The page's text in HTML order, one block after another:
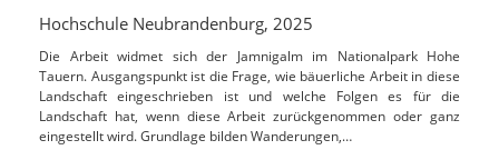
Hochschule Neubrandenburg, 2025
Die Arbeit widmet sich der Jamnigalm im Nationalpark Hohe
Tauern. Ausgangspunkt ist die Frage, wie bäuerliche Arbeit in diese
Landschaft eingeschrieben ist und welche Folgen es für die
Landschaft hat, wenn diese Arbeit zurückgenommen oder ganz
eingestellt wird. Grundlage bilden Wanderungen,…